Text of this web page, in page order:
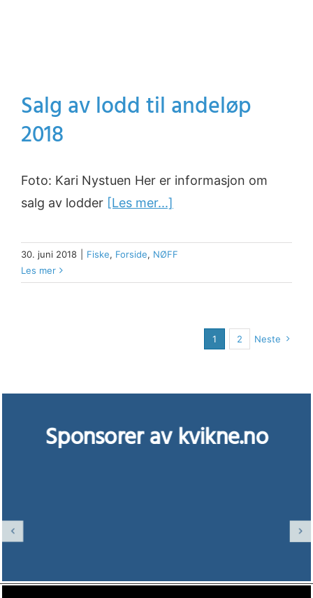
Salg av lodd til andeløp
2018
Foto: Kari Nystuen Her er informasjon om
salg av lodder [Les mer...]
30. juni 2018 Fiske, Forside, NØFF
Les mer
1 2 Neste
Sponsorer av kvikne.no